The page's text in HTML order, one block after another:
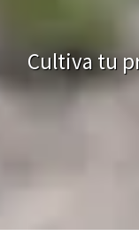
Cultiva tu